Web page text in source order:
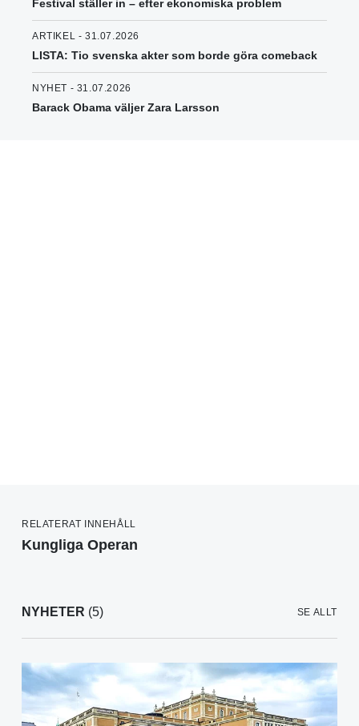
Festival ställer in – efter ekonomiska problem
ARTIKEL - 31.07.2026
LISTA: Tio svenska akter som borde göra comeback
NYHET - 31.07.2026
Barack Obama väljer Zara Larsson
RELATERAT INNEHÅLL
Kungliga Operan
NYHETER (5) SE ALLT